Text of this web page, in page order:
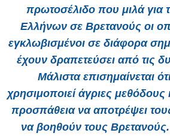
πρωτοσέλιδο που μιλά για
Ελλήνων σε Βρετανούς οι
εγκλωβισμένοι σε διάφορα
έχουν δραπετεύσει από τις
Μάλιστα επισημαίνεται
χρησιμοποιεί άγριες μεθόδους
προσπάθεια να αποτρέψει
να βοηθούν τους Βρετανούς.